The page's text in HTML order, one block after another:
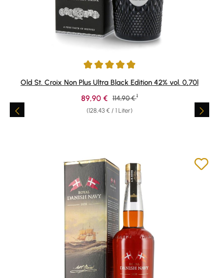
Durchschnittliche Bewertung von 4.97 von 5 Sternen
Old St. Croix Non Plus Ultra Black Edition 42% vol. 0,70l
(128,43 € / 1 Liter)
Verkaufspreis:
89,90 € Regulärer Preis:
114,90 € 1